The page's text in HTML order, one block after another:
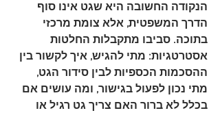
הנקודה החשובה היא שגט אינו סוף
הדרך המשפטית, אלא צומת מרכזי
בתוכה. סביבו מתקבלות החלטות
אסטרטגיות: מתי להגיש, איך לקשור בין
ההסכמות הכספיות לבין סידור הגט,
מתי נכון לפעול בגישור, ומה עושים אם
בכלל לא ברור האם צריך גט רגיל או